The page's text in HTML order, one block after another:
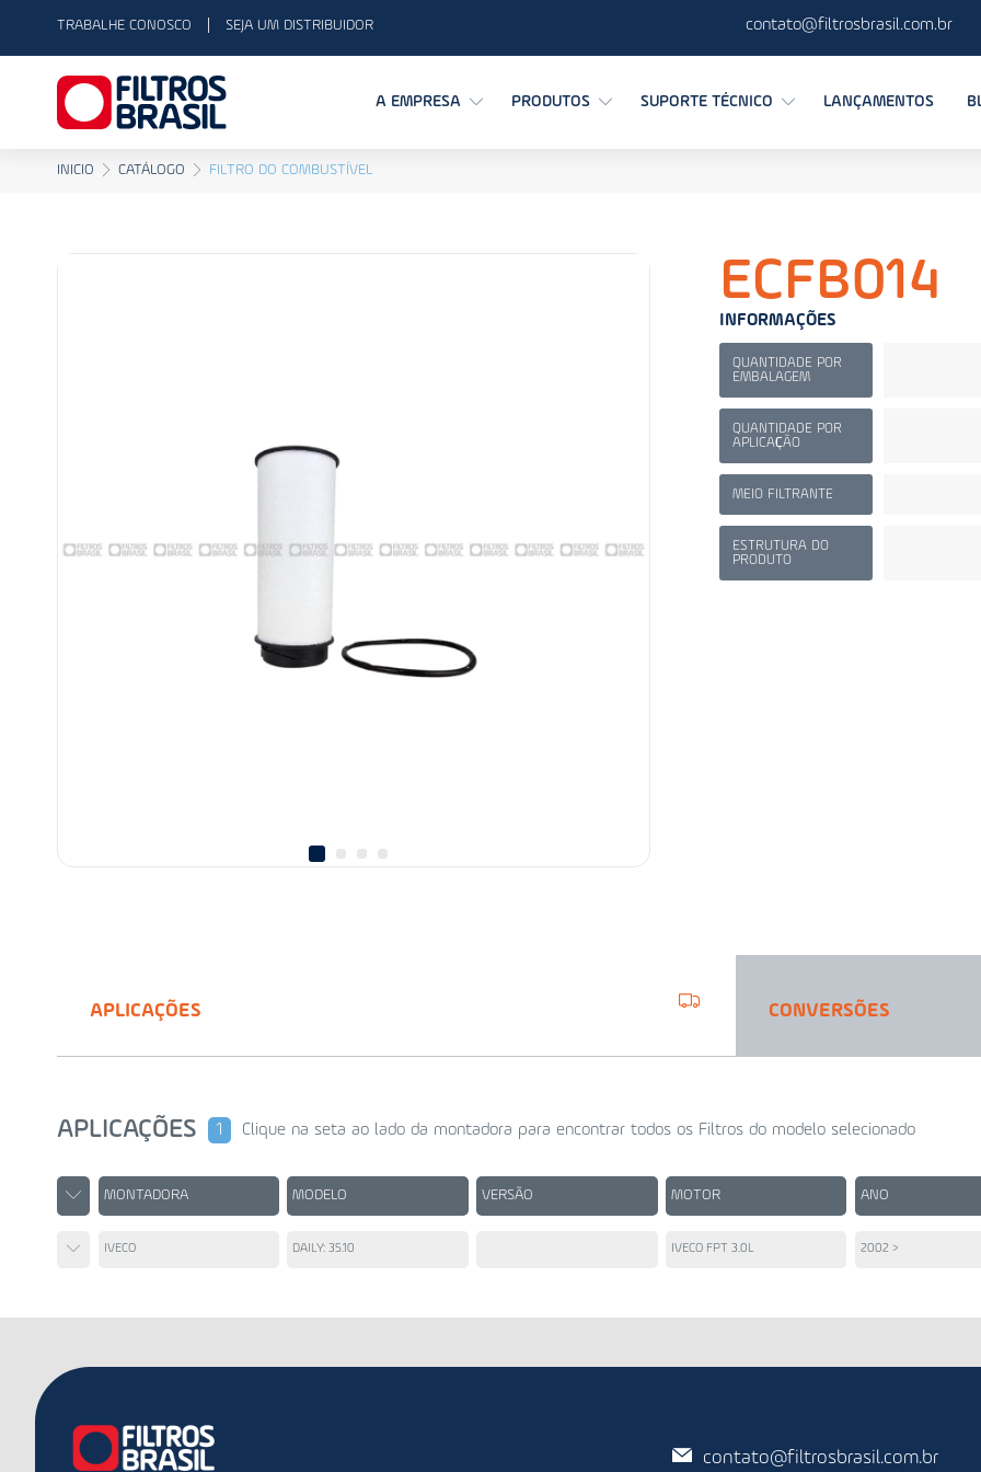
TRABALHE CONOSCO SEJA UM DISTRIBUIDOR contato@filtrosbrasil.com.br
A EMPRESA PRODUTOS SUPORTE TÉCNICO LANÇAMENTOS
INICIO CATÁLOGO FILTRO DO COMBUSTÍVEL
ECFB014
INFORMAÇÕES
QUANTIDADE POR
EMBALAGEM
QUANTIDADE POR
APLICAÇÃO
MEIO FILTRANTE
ESTRUTURA DO
PRODUTO
APLICAÇÕES CONVERSÕES
APLICAÇÕES 1 Clique na seta ao lado da montadora para encontrar todos os Filtros do modelo selecionado
MONTADORA MODELO VERSÃO MOTOR ANO
IVECO DAILY: 35.10 IVECO FPT 3.0L 2002 >
contato@filtrosbrasil.com.br